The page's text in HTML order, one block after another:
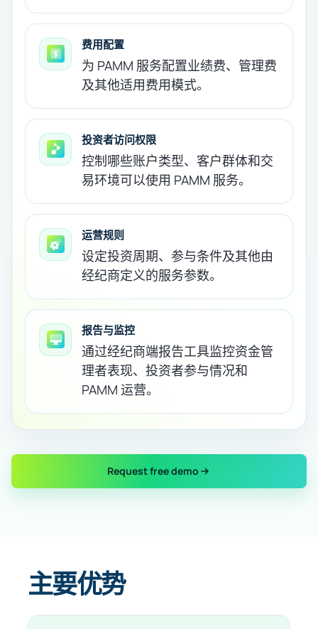
费用配置
为 PAMM 服务配置业绩费、管理费
及其他适用费用模式。
投资者访问权限
控制哪些账户类型、客户群体和交
易环境可以使用 PAMM 服务。
运营规则
设定投资周期、参与条件及其他由
经纪商定义的服务参数。
报告与监控
通过经纪商端报告工具监控资金管
理者表现、投资者参与情况和
PAMM 运营。
Request free demo
主要优势